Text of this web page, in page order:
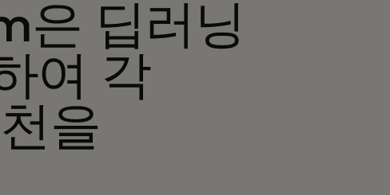
은 딥러닝
여 각
을